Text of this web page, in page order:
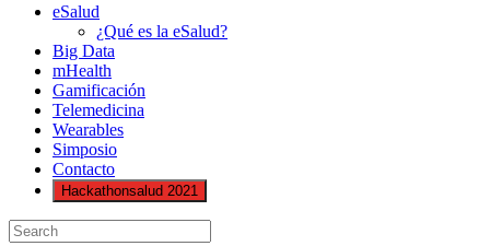
eSalud
¿Qué es la eSalud?
Big Data
mHealth
Gamificación
Telemedicina
Wearables
Simposio
Contacto
Hackathonsalud 2021